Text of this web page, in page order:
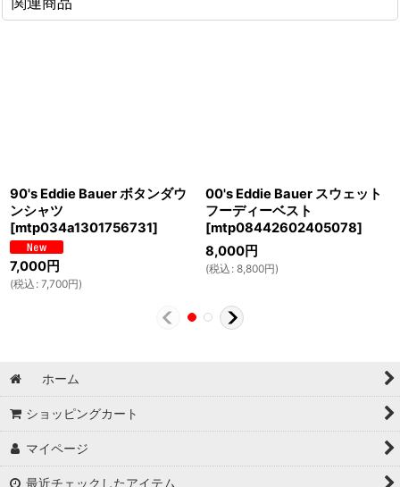
90's Eddie Bauer ボタンダウ
ンシャツ
[mtp034a1301756731]
7,000円
(税込 : 7,700円)
00's Eddie Bauer スウェット
フーディーベスト
[mtp08442602405078]
8,000円
(税込 : 8,800円)
ホーム
ショッピングカート
マイページ
最近チェックしたアイテム